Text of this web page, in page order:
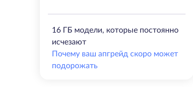
16 ГБ модели, которые постоянно
исчезают
Почему ваш апгрейд скоро может
подорожать